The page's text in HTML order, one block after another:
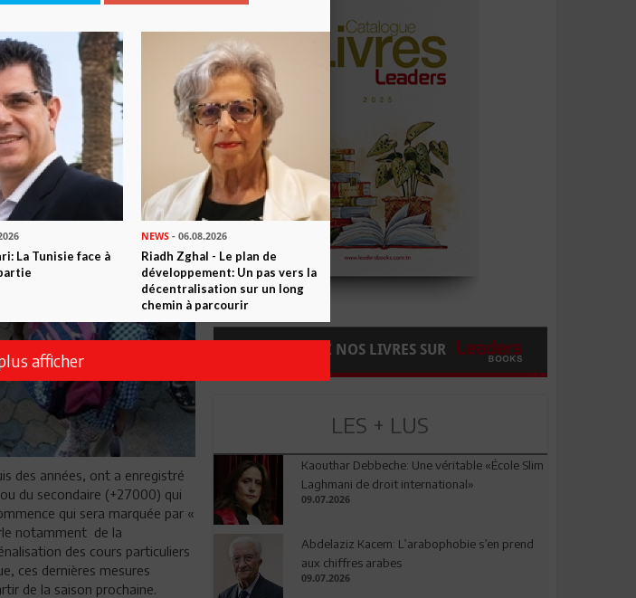
des années, ont a enregistré
du secondaire (+27000) qui
qui sera marquée par «
notamment de la
des cours particuliers
ces dernières mesures
de la saison prochaine.
COMMANDEZ NOS LIVRES SUR
LES + LUS
Kaouthar Debbeche: Une véritable «École Slim
Laghmani de droit international»
09.07.2026
Abdelaziz Kacem: L’arabophobie s’en prend
aux chiffres arabes
09.07.2026
La Tunisie face à
NEWS- 06.08.2026
Riadh Zghal - Le plan de
développement: Un pas vers la
décentralisation sur un long
chemin à parcourir
afficher